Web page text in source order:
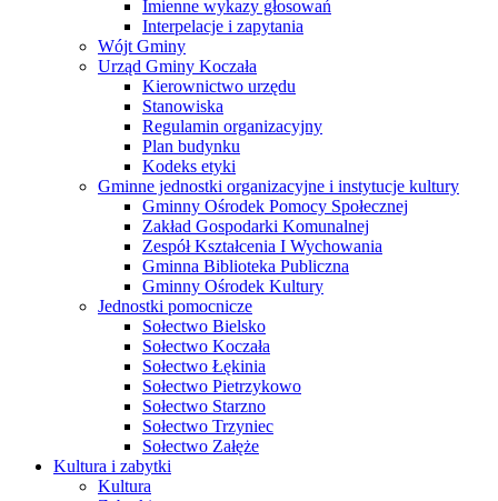
Imienne wykazy głosowań
Interpelacje i zapytania
Wójt Gminy
Urząd Gminy Koczała
Kierownictwo urzędu
Stanowiska
Regulamin organizacyjny
Plan budynku
Kodeks etyki
Gminne jednostki organizacyjne i instytucje kultury
Gminny Ośrodek Pomocy Społecznej
Zakład Gospodarki Komunalnej
Zespół Kształcenia I Wychowania
Gminna Biblioteka Publiczna
Gminny Ośrodek Kultury
Jednostki pomocnicze
Sołectwo Bielsko
Sołectwo Koczała
Sołectwo Łękinia
Sołectwo Pietrzykowo
Sołectwo Starzno
Sołectwo Trzyniec
Sołectwo Załęże
Kultura i zabytki
Kultura